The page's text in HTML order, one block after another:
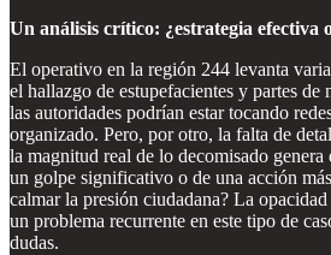
Un análisis crítico: ¿estrategia efectiva
El operativo en la región 244 levanta
el hallazgo de estupefacientes y partes de
las autoridades podrían estar tocando
organizado. Pero, por otro, la falta de
la magnitud real de lo decomisado genera
un golpe significativo o de una acción
calmar la presión ciudadana? La
un problema recurrente en este tipo de
dudas.